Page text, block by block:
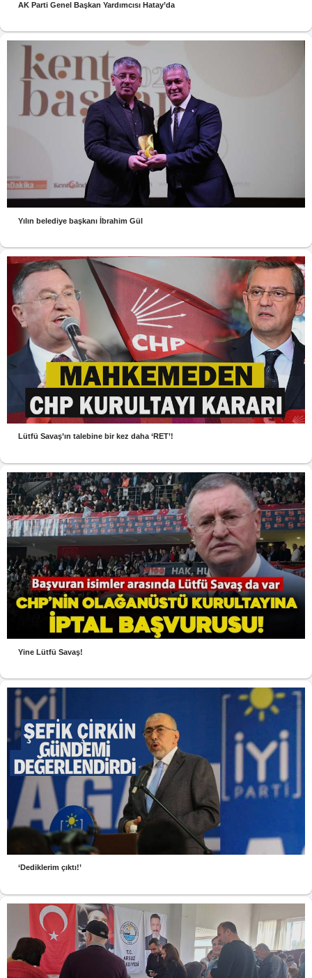
AK Parti Genel Başkan Yardımcısı Hatay’da
Yılın belediye başkanı İbrahim Gül
Lütfü Savaş’ın talebine bir kez daha ‘RET’!
Yine Lütfü Savaş!
‘Dediklerim çıktı!’